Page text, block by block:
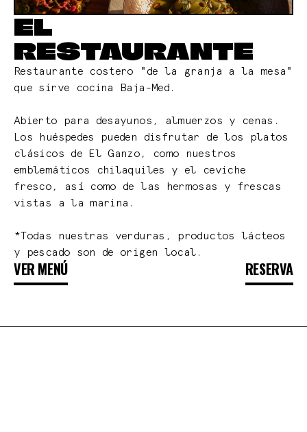
EL
RESTAURANTE
Restaurante costero "de la granja a la mesa"
que sirve cocina Baja-Med.
Abierto para desayunos, almuerzos y cenas.
Los huéspedes pueden disfrutar de los platos
clásicos de El Ganzo, como nuestros
emblemáticos chilaquiles y el ceviche
fresco, así como de las hermosas y frescas
vistas a la marina.
*Todas nuestras verduras, productos lácteos
y pescado son de origen local.
VER MENÚ RESERVA